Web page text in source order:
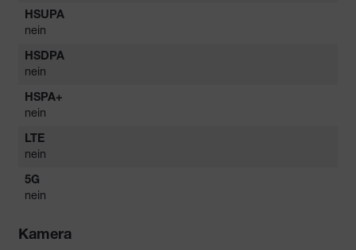
HSUPA
nein
HSDPA
nein
HSPA+
nein
LTE
nein
5G
nein
Kamera